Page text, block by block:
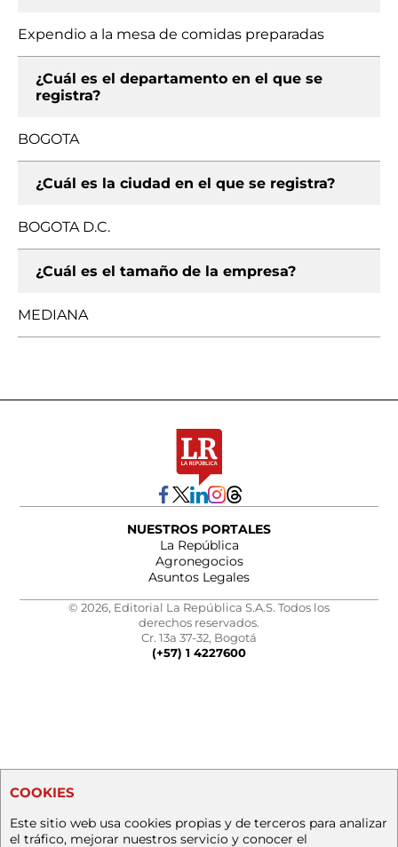
Expendio a la mesa de comidas preparadas
¿Cuál es el departamento en el que se
registra?
BOGOTA
¿Cuál es la ciudad en el que se registra?
BOGOTA D.C.
¿Cuál es el tamaño de la empresa?
MEDIANA
NUESTROS PORTALES
La República
Agronegocios
Asuntos Legales
© 2026, Editorial La República S.A.S. Todos los
derechos reservados.
Cr. 13a 37-32, Bogotá
(+57) 1 4227600
COOKIES
Este sitio web usa cookies propias y de terceros para analizar
el tráfico, mejorar nuestros servicio y conocer el